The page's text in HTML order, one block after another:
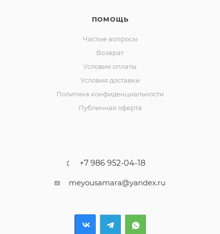
ПОМОЩЬ
Частые вопросы
Возврат
Условия оплаты
Условия доставки
Политика конфиденциальности
Публичная оферта
+7 986 952-04-18
meyousamara@yandex.ru